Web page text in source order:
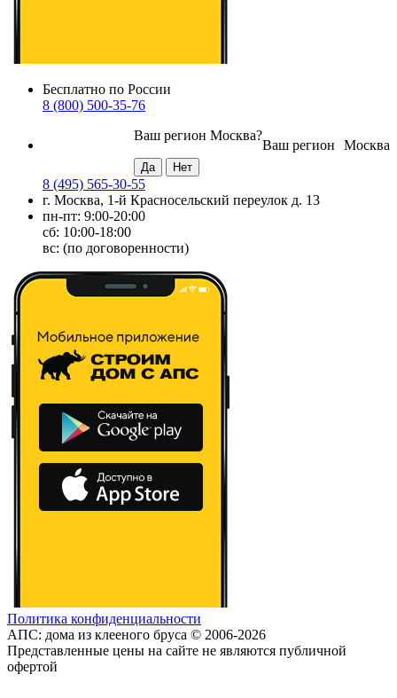
Бесплатно по России
8 (800) 500-35-76
Москва
Ваш регион
Ваш регион Москва?
8 (495) 565-30-55
г. Москва, 1-й Красносельский переулок д. 13
пн-пт: 9:00-20:00
сб: 10:00-18:00
вс: (по договоренности)
Политика конфиденциальности
АПС: дома из клееного бруса © 2006-2026
Представленные цены на сайте не являются публичной
офертой